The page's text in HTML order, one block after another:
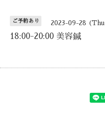
ご予約あり 2023-09-28
18:00-20:00 美容鍼